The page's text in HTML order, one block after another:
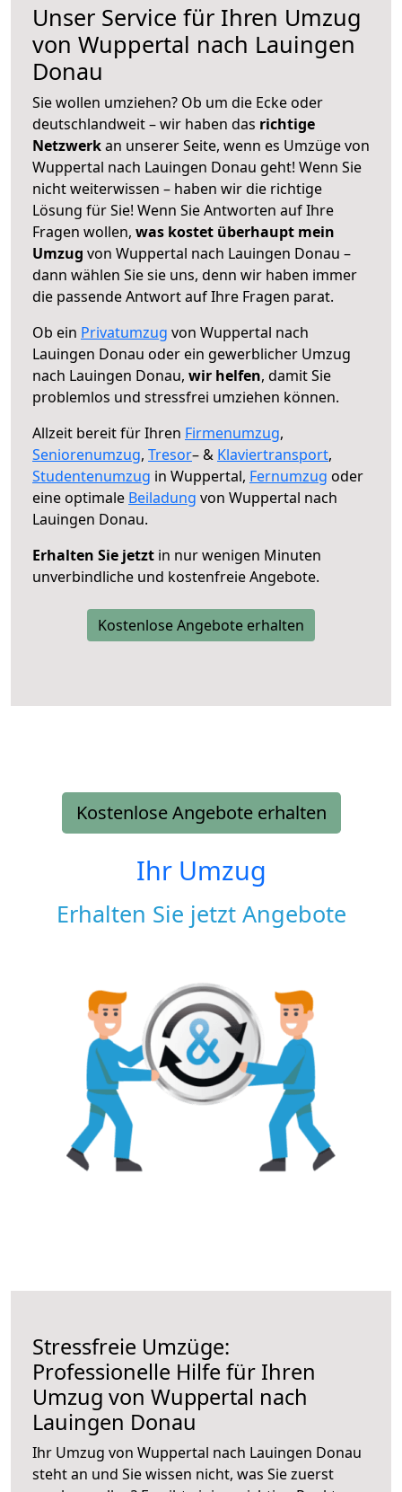
Unser Service für Ihren Umzug
von Wuppertal nach Lauingen
Donau
Sie wollen umziehen? Ob um die Ecke oder
deutschlandweit – wir haben das richtige
Netzwerkan unserer Seite, wenn es Umzüge von
Wuppertal nach Lauingen Donau geht! Wenn Sie
nicht weiterwissen – haben wir die richtige
Lösung für Sie! Wenn Sie Antworten auf Ihre
Fragen wollen, was kostet überhaupt mein
Umzug von Wuppertal nach Lauingen Donau –
dann wählen Sie sie uns, denn wir haben immer
die passende Antwort auf Ihre Fragen parat.
Ob ein Privatumzug von Wuppertal nach
Lauingen Donau oder ein gewerblicher Umzug
nach Lauingen Donau, wir helfen, damit Sie
problemlos und stressfrei umziehen können.
Allzeit bereit für Ihren Firmenumzug,
Seniorenumzug, Tresor– & Klaviertransport,
Studentenumzug in Wuppertal, Fernumzug oder
eine optimale Beiladung von Wuppertal nach
Lauingen Donau.
Erhalten Sie jetzt in nur wenigen Minuten
unverbindliche und kostenfreie Angebote.
Kostenlose Angebote erhalten
Kostenlose Angebote erhalten
Ihr Umzug
Erhalten Sie jetzt Angebote
Stressfreie Umzüge:
Professionelle Hilfe für Ihren
Umzug von Wuppertal nach
Lauingen Donau
Ihr Umzug von Wuppertal nach Lauingen Donau
steht an und Sie wissen nicht, was Sie zuerst